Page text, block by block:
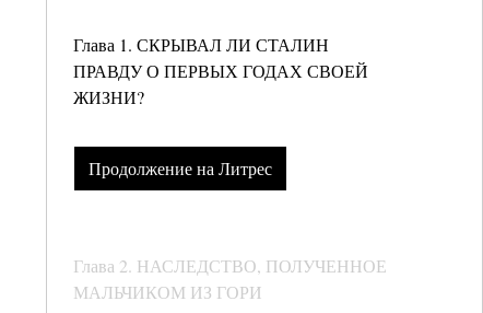
Глава 1. СКРЫВАЛ ЛИ СТАЛИН
ПРАВДУ О ПЕРВЫХ ГОДАХ СВОЕЙ
ЖИЗНИ?
Продолжение на Литрес
Глава 2. НАСЛЕДСТВО, ПОЛУЧЕННОЕ
МАЛЬЧИКОМ ИЗ ГОРИ